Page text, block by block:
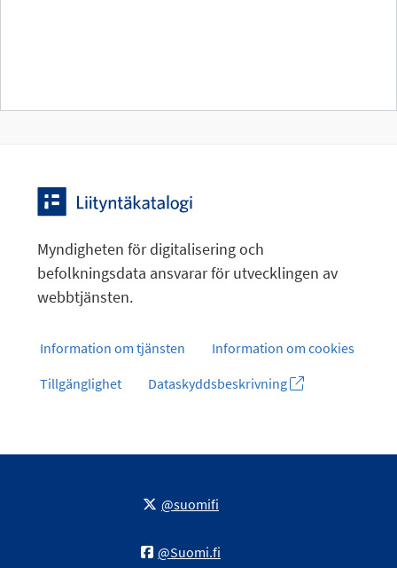
Myndigheten för digitalisering och
befolkningsdata ansvarar för utvecklingen av
webbtjänsten.
Information om tjänsten
Information om cookies
Tillgänglighet
Dataskyddsbeskrivning
@suomifi
@Suomi.fi